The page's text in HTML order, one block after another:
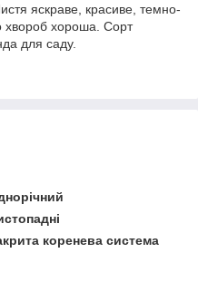
яскраве, красиве, темно-
хвороб хороша. Сорт
для саду.
коренева система